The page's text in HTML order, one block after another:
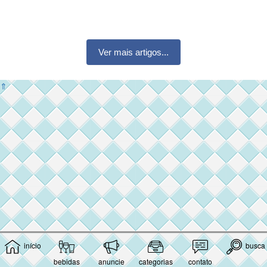
início
bebidas
anuncie categorias contato
busca
Ver mais artigos...
⇑